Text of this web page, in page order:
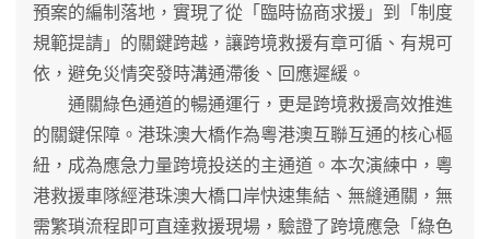
預案的編制落地，實現了從「臨時協商求援」到「制度
規範提請」的關鍵跨越，讓跨境救援有章可循、有規可
依，避免災情突發時溝通滯後、回應遲緩。
通關綠色通道的暢通運行，更是跨境救援高效推進
的關鍵保障。港珠澳大橋作為粵港澳互聯互通的核心樞
紐，成為應急力量跨境投送的主通道。本次演練中，粵
港救援車隊經港珠澳大橋口岸快速集結、無縫通關，無
需繁瑣流程即可直達救援現場，驗證了跨境應急「綠色